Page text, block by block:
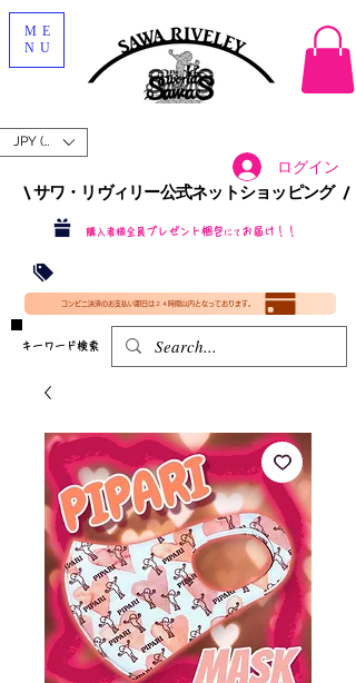
JPY (¥)
ログイン
\ サワ・リヴィリー公式ネットショッピング /​
購入者様全員 プレゼント梱包 にて お届け！！
​(35000円（税込）未満のご購入は全国送料890円（沖縄・北海道除く）（梱包手数料込み）
コンビニ決済のお支払い期日は２４時間以内となっております。
​キーワード検索
ME
NU